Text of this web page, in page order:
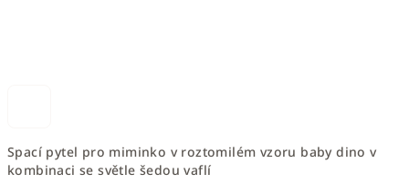
Spací pytel pro miminko v roztomilém vzoru baby dino v
kombinaci se světle šedou vaflí